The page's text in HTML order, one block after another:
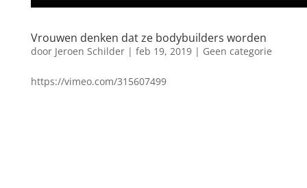
Vrouwen denken dat ze bodybuilders worden
door Jeroen Schilder| feb 19, 2019| Geen categorie
https://vimeo.com/315607499